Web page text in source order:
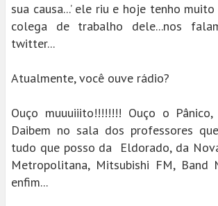
sua causa...’ ele riu e hoje tenho
colega de trabalho dele...nos
twitter...
Atualmente, você ouve rádio?
Ouço muuuiiito!!!!!!!! Ouço o
Daibem no sala dos professores
tudo que posso da Eldorado, da
Metropolitana, Mitsubishi FM, Band
enfim...